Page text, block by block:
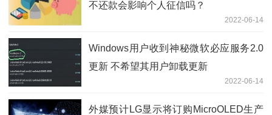
不还款会影响个人征信吗？
2022-06-14
Windows用户收到神秘微软必应服务2.0
更新 不希望其用户卸载更新
2022-06-14
外媒预计LG显示将订购MicroOLED生产